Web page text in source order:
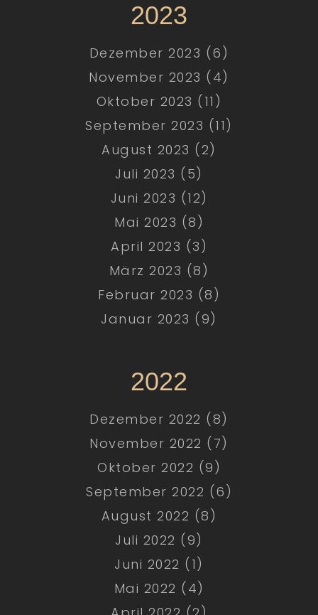
2023
Dezember 2023 (6)
November 2023 (4)
Oktober 2023 (11)
September 2023 (11)
August 2023 (2)
Juli 2023 (5)
Juni 2023 (12)
Mai 2023 (8)
April 2023 (3)
März 2023 (8)
Februar 2023 (8)
Januar 2023 (9)
2022
Dezember 2022 (8)
November 2022 (7)
Oktober 2022 (9)
September 2022 (6)
August 2022 (8)
Juli 2022 (9)
Juni 2022 (1)
Mai 2022 (4)